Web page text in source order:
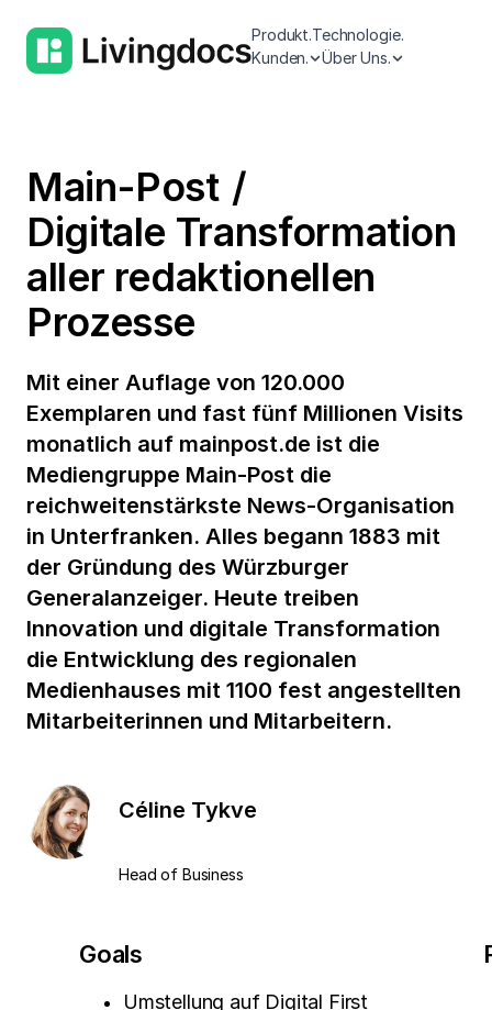
Produkt.Technologie.
Kunden.
Über Uns.
Main-Post
Digitale Transformation
aller redaktionellen
Prozesse
Mit einer Auflage von 120.000
Exemplaren und fast fünf Millionen Visits
monatlich auf mainpost.de ist die
Mediengruppe Main-Post die
reichweitenstärkste News-Organisation
in Unterfranken. Alles begann 1883 mit
der Gründung des Würzburger
Generalanzeiger. Heute treiben
Innovation und digitale Transformation
die Entwicklung des regionalen
Medienhauses mit 1100 fest angestellten
Mitarbeiterinnen und Mitarbeitern.
Céline Tykve
Head of Business
Goals
Umstellung auf Digital First